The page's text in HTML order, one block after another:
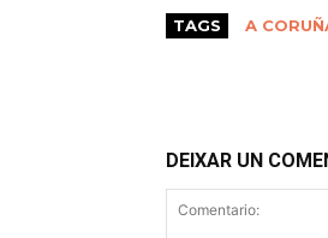
TAGS A
DEIXAR UN